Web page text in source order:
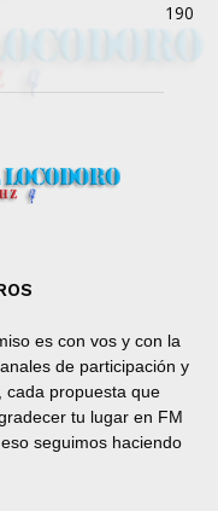
190
es con vos y con la
de participación y
cada propuesta que
tu lugar en FM
seguimos haciendo